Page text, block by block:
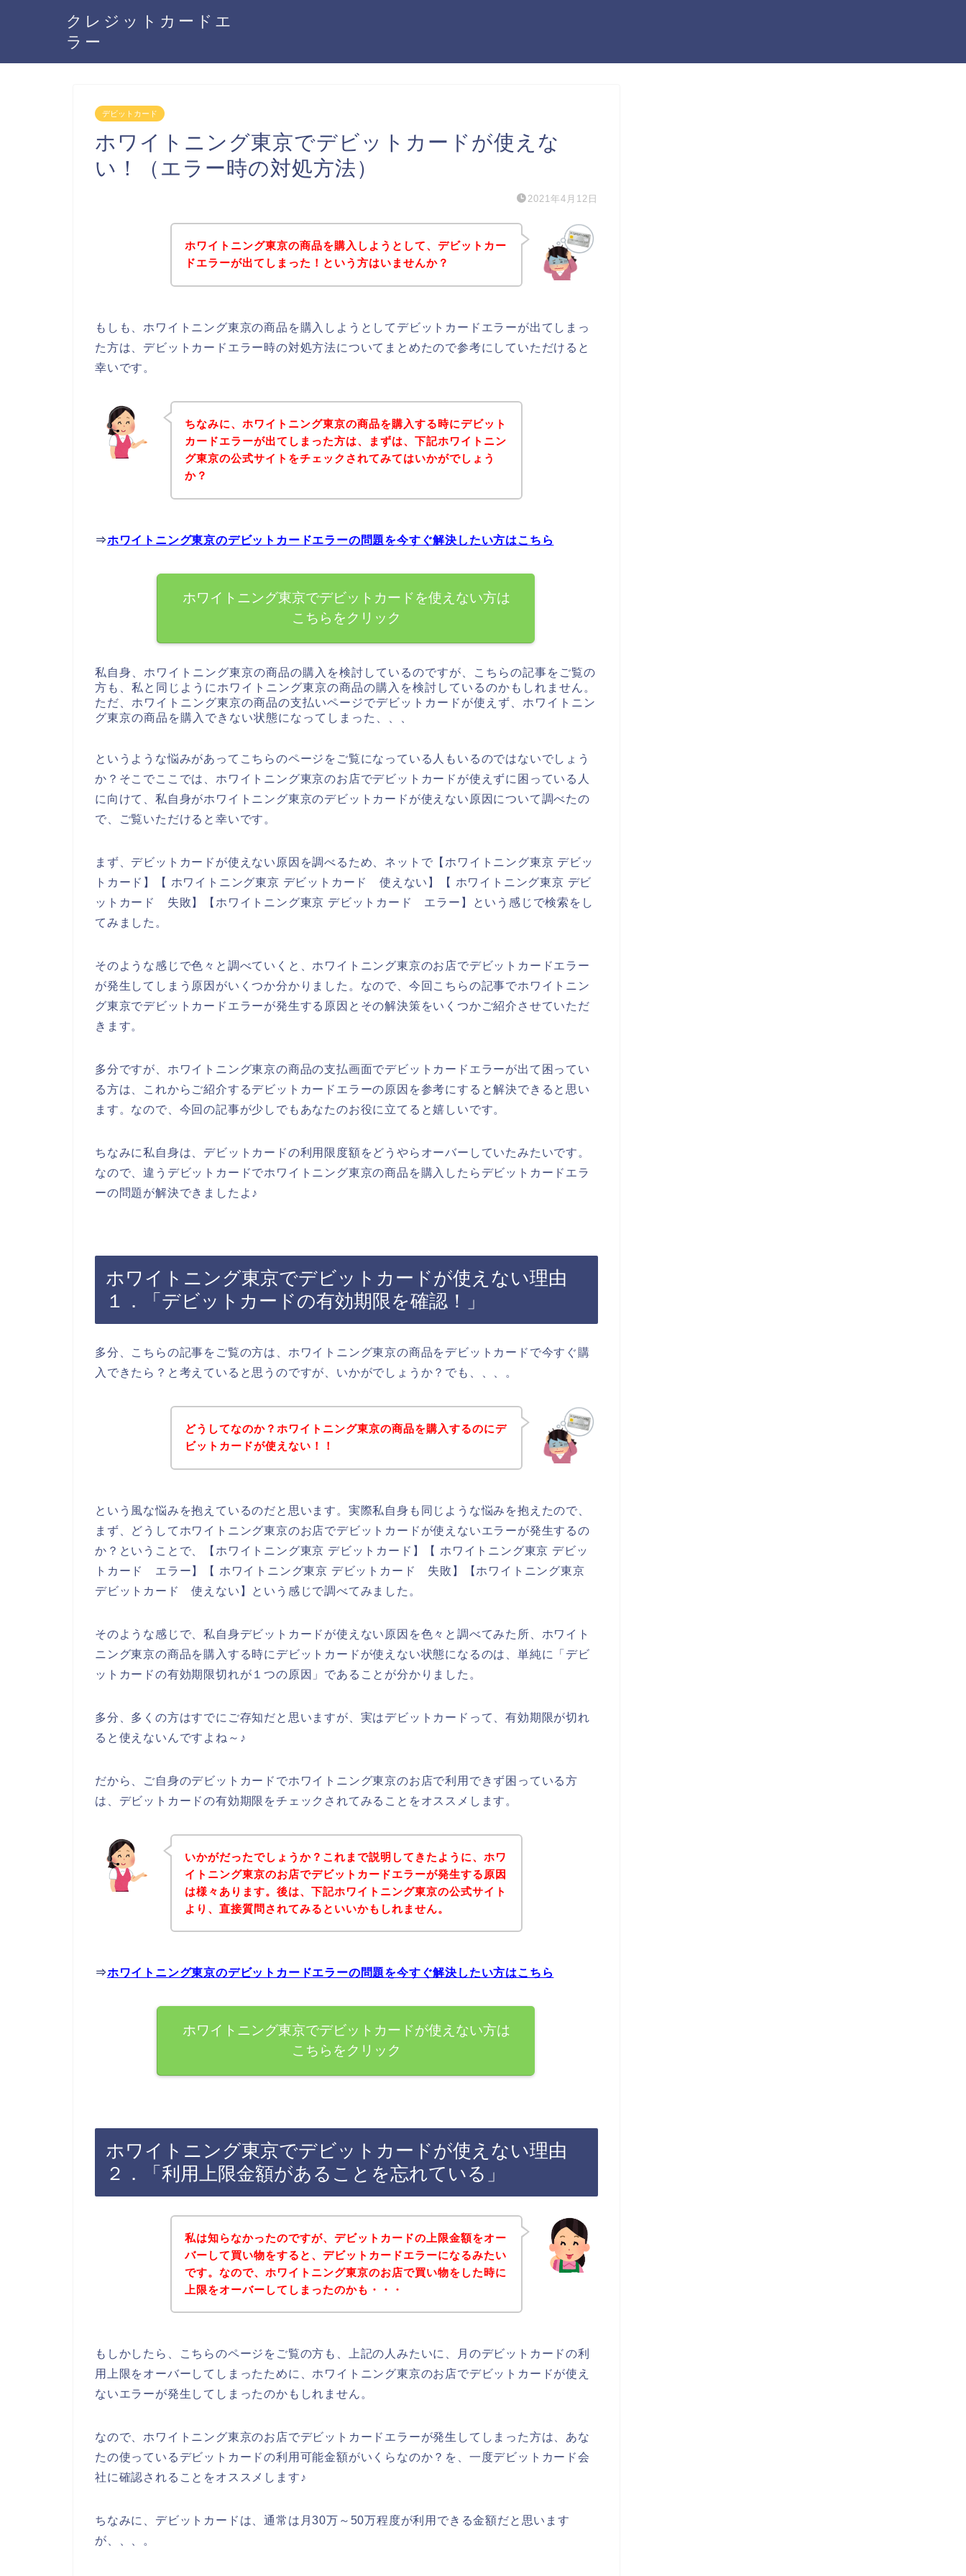
クレジットカードエ
ラー
デビットカード
ホワイトニング東京でデビットカードが使えな
い！（エラー時の対処方法）
2021年4月12日
ホワイトニング東京の商品を購入しようとして、デビットカー
ドエラーが出てしまった！という方はいませんか？
もしも、ホワイトニング東京の商品を購入しようとしてデビットカードエラーが出てしまっ
た方は、デビットカードエラー時の対処方法についてまとめたので参考にしていただけると
幸いです。
ちなみに、ホワイトニング東京の商品を購入する時にデビット
カードエラーが出てしまった方は、まずは、下記ホワイトニン
グ東京の公式サイトをチェックされてみてはいかがでしょう
か？
⇒ホワイトニング東京のデビットカードエラーの問題を今すぐ解決したい方はこちら
ホワイトニング東京でデビットカードを使えない方は
こちらをクリック
私自身、ホワイトニング東京の商品の購入を検討しているのですが、こちらの記事をご覧の
方も、私と同じようにホワイトニング東京の商品の購入を検討しているのかもしれません。
ただ、ホワイトニング東京の商品の支払いページでデビットカードが使えず、ホワイトニン
グ東京の商品を購入できない状態になってしまった、、、
というような悩みがあってこちらのページをご覧になっている人もいるのではないでしょう
か？そこでここでは、ホワイトニング東京のお店でデビットカードが使えずに困っている人
に向けて、私自身がホワイトニング東京のデビットカードが使えない原因について調べたの
で、ご覧いただけると幸いです。
まず、デビットカードが使えない原因を調べるため、ネットで【ホワイトニング東京 デビッ
トカード】【 ホワイトニング東京 デビットカード 使えない】【 ホワイトニング東京 デビ
ットカード 失敗】【ホワイトニング東京 デビットカード エラー】という感じで検索をし
てみました。
そのような感じで色々と調べていくと、ホワイトニング東京のお店でデビットカードエラー
が発生してしまう原因がいくつか分かりました。なので、今回こちらの記事でホワイトニン
グ東京でデビットカードエラーが発生する原因とその解決策をいくつかご紹介させていただ
きます。
多分ですが、ホワイトニング東京の商品の支払画面でデビットカードエラーが出て困ってい
る方は、これからご紹介するデビットカードエラーの原因を参考にすると解決できると思い
ます。なので、今回の記事が少しでもあなたのお役に立てると嬉しいです。
ちなみに私自身は、デビットカードの利用限度額をどうやらオーバーしていたみたいです。
なので、違うデビットカードでホワイトニング東京の商品を購入したらデビットカードエラ
ーの問題が解決できましたよ♪
ホワイトニング東京でデビットカードが使えない理由
１．「デビットカードの有効期限を確認！」
多分、こちらの記事をご覧の方は、ホワイトニング東京の商品をデビットカードで今すぐ購
入できたら？と考えていると思うのですが、いかがでしょうか？でも、、、。
どうしてなのか？ホワイトニング東京の商品を購入するのにデ
ビットカードが使えない！！
という風な悩みを抱えているのだと思います。実際私自身も同じような悩みを抱えたので、
まず、どうしてホワイトニング東京のお店でデビットカードが使えないエラーが発生するの
か？ということで、【ホワイトニング東京 デビットカード】【 ホワイトニング東京 デビッ
トカード エラー】【 ホワイトニング東京 デビットカード 失敗】【ホワイトニング東京
デビットカード 使えない】という感じで調べてみました。
そのような感じで、私自身デビットカードが使えない原因を色々と調べてみた所、ホワイト
ニング東京の商品を購入する時にデビットカードが使えない状態になるのは、単純に「デビ
ットカードの有効期限切れが１つの原因」であることが分かりました。
多分、多くの方はすでにご存知だと思いますが、実はデビットカードって、有効期限が切れ
ると使えないんですよね～♪
だから、ご自身のデビットカードでホワイトニング東京のお店で利用できず困っている方
は、デビットカードの有効期限をチェックされてみることをオススメします。
いかがだったでしょうか？これまで説明してきたように、ホワ
イトニング東京のお店でデビットカードエラーが発生する原因
は様々あります。後は、下記ホワイトニング東京の公式サイト
より、直接質問されてみるといいかもしれません。
⇒ホワイトニング東京のデビットカードエラーの問題を今すぐ解決したい方はこちら
ホワイトニング東京でデビットカードが使えない方は
こちらをクリック
ホワイトニング東京でデビットカードが使えない理由
２．「利用上限金額があることを忘れている」
私は知らなかったのですが、デビットカードの上限金額をオー
バーして買い物をすると、デビットカードエラーになるみたい
です。なので、ホワイトニング東京のお店で買い物をした時に
上限をオーバーしてしまったのかも・・・
もしかしたら、こちらのページをご覧の方も、上記の人みたいに、月のデビットカードの利
用上限をオーバーしてしまったために、ホワイトニング東京のお店でデビットカードが使え
ないエラーが発生してしまったのかもしれません。
なので、ホワイトニング東京のお店でデビットカードエラーが発生してしまった方は、あな
たの使っているデビットカードの利用可能金額がいくらなのか？を、一度デビットカード会
社に確認されることをオススメします♪
ちなみに、デビットカードは、通常は月30万～50万程度が利用できる金額だと思います
が、、、。